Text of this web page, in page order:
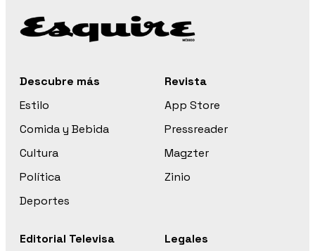
Descubre más
Estilo
Comida y Bebida
Cultura
Política
Deportes
Revista
App Store
Pressreader
Magzter
Zinio
Editorial Televisa
Legales